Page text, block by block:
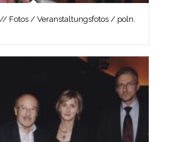
// Fotos / Veranstaltungsfotos / poln.